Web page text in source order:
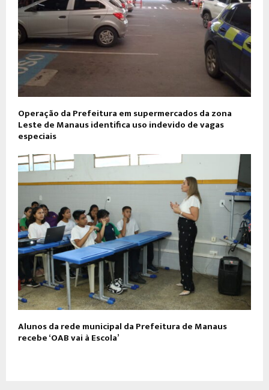
Operação da Prefeitura em supermercados da zona
Leste de Manaus identifica uso indevido de vagas
especiais
Alunos da rede municipal da Prefeitura de Manaus
recebe ‘OAB vai à Escola’